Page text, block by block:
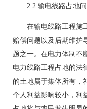
2.2 输电线路占地问
在输电线路工程施工
赔偿问题以及后期维护
题之一。在电力体制不
电力线路工程占地的法
的土地属于集体所有，
个人利益影响较小，利